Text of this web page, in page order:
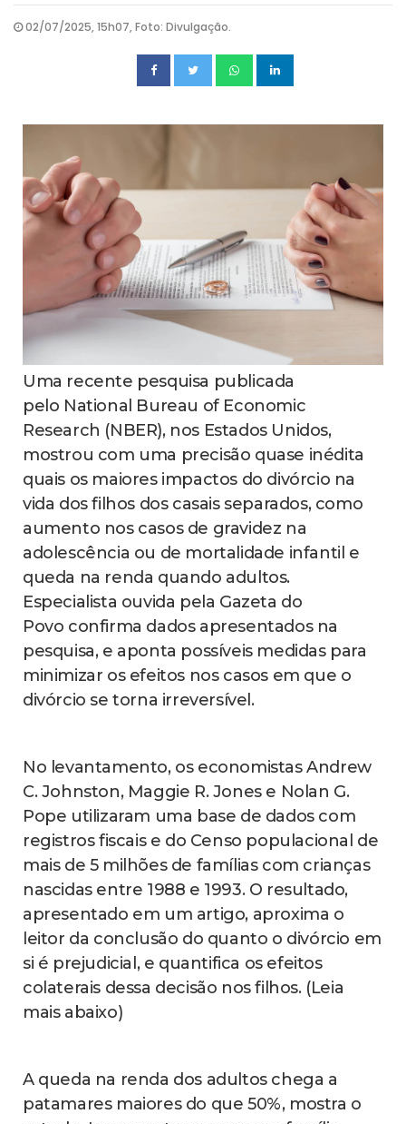
02/07/2025, 15h07, Foto: Divulgação.
Uma recente pesquisa publicada
pelo National Bureau of Economic
Research (NBER), nos Estados Unidos,
mostrou com uma precisão quase inédita
quais os maiores impactos do divórcio na
vida dos filhos dos casais separados, como
aumento nos casos de gravidez na
adolescência ou de mortalidade infantil e
queda na renda quando adultos.
Especialista ouvida pela Gazeta do
Povo confirma dados apresentados na
pesquisa, e aponta possíveis medidas para
minimizar os efeitos nos casos em que o
divórcio se torna irreversível.
No levantamento, os economistas Andrew
C. Johnston, Maggie R. Jones e Nolan G.
Pope utilizaram uma base de dados com
registros fiscais e do Censo populacional de
mais de 5 milhões de famílias com crianças
nascidas entre 1988 e 1993. O resultado,
apresentado em um artigo, aproxima o
leitor da conclusão do quanto o divórcio em
si é prejudicial, e quantifica os efeitos
colaterais dessa decisão nos filhos. (Leia
mais abaixo)
A queda na renda dos adultos chega a
patamares maiores do que 50%, mostra o